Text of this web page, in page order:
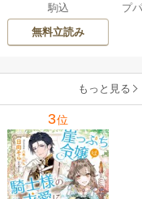
カースト上位な男
の、10年越しの激
愛 23巻
駒込
無料立読み
ク
プ
もっと見る
3位